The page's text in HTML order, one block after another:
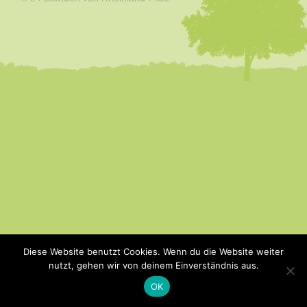
Diese Website benutzt Cookies. Wenn du die Website weiter
nutzt, gehen wir von deinem Einverständnis aus.
OK